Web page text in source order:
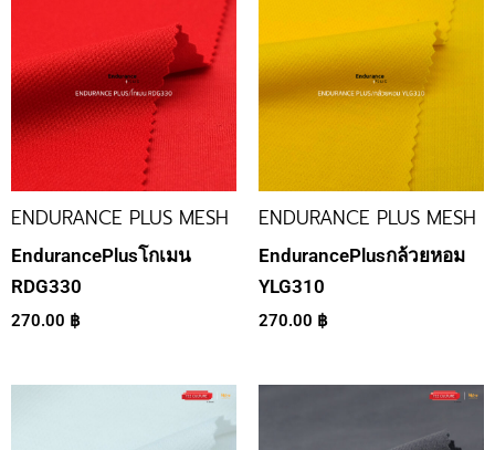
ENDURANCE PLUS MESH
EndurancePlusโกเมน
RDG330
270.00 ฿
ENDURANCE PLUS MESH
EndurancePlusกล้วยหอม
YLG310
270.00 ฿